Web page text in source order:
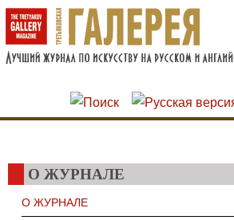
Перейти к основному содержанию
Skip to search
О ЖУРНАЛЕ
О ЖУРНАЛЕ